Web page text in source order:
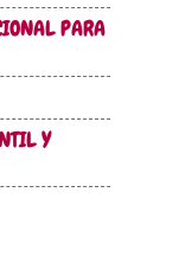
PARA
Y